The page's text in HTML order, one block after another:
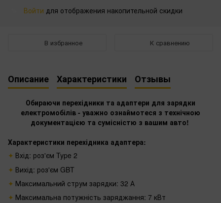
Войти для отображения накопительной скидки
В избранное К сравнению
Описание Характеристики Отзывы
Обираючи перехідники та адаптери для зарядки
електромобілів - уважно ознаймотеся з технічною
документацією та сумісністю з вашим авто!
Характеристики перехідника адаптера:
Вхід: роз'єм Type 2
Вихід: роз'єм GBT
Максимальний струм зарядки: 32 А
Максимальна потужність заряджання: 7 кВт